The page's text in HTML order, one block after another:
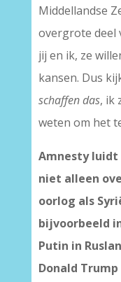
Middellandse
overgrote deel
jij en ik, ze
kansen. Dus
schaffen das, ik
weten om het
Amnesty
niet alleen
oorlog als
bijvoorbeeld
Putin in
Donald